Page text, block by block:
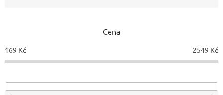
r
o
u
Cena
169 Kč 2549 Kč